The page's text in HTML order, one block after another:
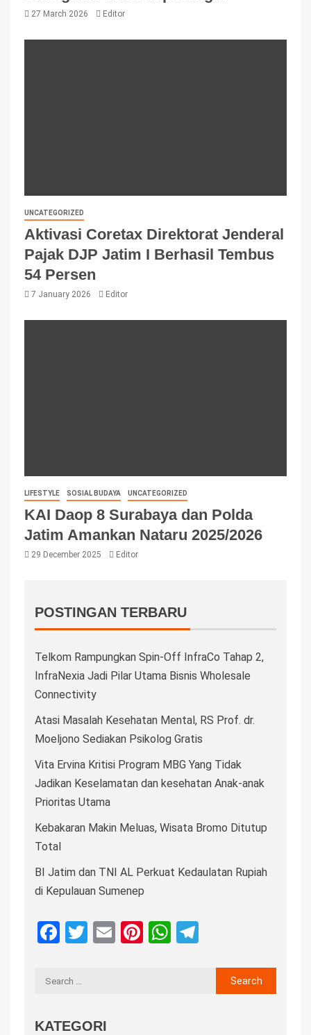
27 March 2026 Editor
UNCATEGORIZED
Aktivasi Coretax Direktorat Jenderal
Pajak DJP Jatim I Berhasil Tembus
54 Persen
7 January 2026 Editor
LIFESTYLE SOSIAL BUDAYA UNCATEGORIZED
KAI Daop 8 Surabaya dan Polda
Jatim Amankan Nataru 2025/2026
29 December 2025 Editor
POSTINGAN TERBARU
Telkom Rampungkan Spin-Off InfraCo Tahap 2,
InfraNexia Jadi Pilar Utama Bisnis Wholesale
Connectivity
Atasi Masalah Kesehatan Mental, RS Prof. dr.
Moeljono Sediakan Psikolog Gratis
Vita Ervina Kritisi Program MBG Yang Tidak
Jadikan Keselamatan dan kesehatan Anak-anak
Prioritas Utama
Kebakaran Makin Meluas, Wisata Bromo Ditutup
Total
BI Jatim dan TNI AL Perkuat Kedaulatan Rupiah
di Kepulauan Sumenep
Facebook
Twitter
EmailPinterest
WhatsApp
KATEGORI